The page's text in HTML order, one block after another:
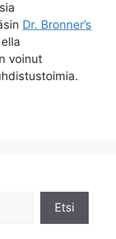
Dr. Bronner’s
voinut
Etsi